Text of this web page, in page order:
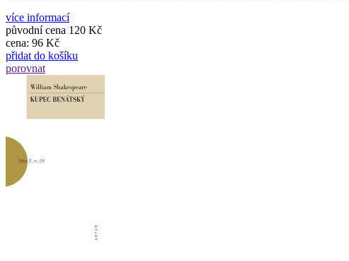
více informací
původní cena 120 Kč
cena: 96 Kč
přidat do košíku
porovnat